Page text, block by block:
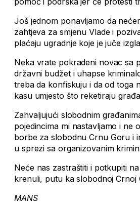
Još jednom ponavljamo da
zahtjeva za smjenu Vlade i
plaćaju ugradnje koje je juče
Neka vrate pokradeni novac sa
državni budžet i uhapse
treba da konfiskuju i da od toga
kasu umjesto što reketiraju
Zahvaljujući slobodnim
pojedincima mi nastavljamo i ne
borbe za slobodnu Crnu Goru i
u sprezi sa organizovanim
Neće nas zastraštiti i potkupiti
krenuli, putu ka slobodnoj Crnoj
MANS